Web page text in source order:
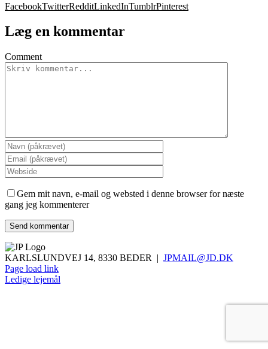
FacebookTwitterRedditLinkedInTumblrPinterest
Læg en kommentar
Comment
Gem mit navn, e-mail og websted i denne browser for næste
gang jeg kommenterer
KARLSLUNDVEJ 14, 8330 BEDER | JPMAIL@JD.DK
Page load link
Ledige lejemål